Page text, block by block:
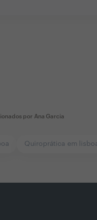
por Ana Garcia
Quiroprática em